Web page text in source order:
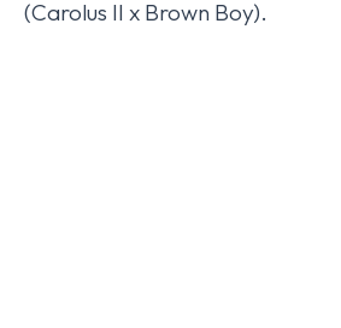
(Carolus II x Brown Boy).